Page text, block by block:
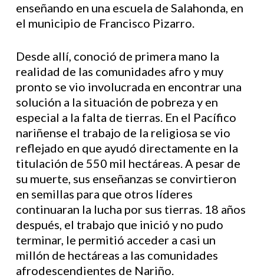
enseñando en una escuela de Salahonda, en
el municipio de Francisco Pizarro.
Desde allí, conoció de primera mano la
realidad de las comunidades afro y muy
pronto se vio involucrada en encontrar una
solución a la situación de pobreza y en
especial a la falta de tierras. En el Pacífico
nariñense el trabajo de la religiosa se vio
reflejado en que ayudó directamente en la
titulación de 550 mil hectáreas. A pesar de
su muerte, sus enseñanzas se convirtieron
en semillas para que otros líderes
continuaran la lucha por sus tierras. 18 años
después, el trabajo que inició y no pudo
terminar, le permitió acceder a casi un
millón de hectáreas a las comunidades
afrodescendientes de Nariño.